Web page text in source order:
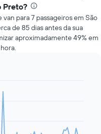
Preto?
para 7 passageiros em São
de 85 dias antes da sua
aproximadamente 49% em